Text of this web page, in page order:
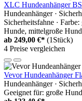
XLC Hundeanhänger
Hundeanhänger ·
Sicherheitsfahne ·
Hunde, mittelgroße
ab 249,00 €* (1Stück)
4 Preise vergleichen
Vevor Hundeanhänger
Hundeanhänger ·
Geeignet für: große